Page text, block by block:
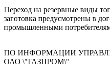
Переход на резервные виды
заготовка предусмотрены в
промышленными
ПО ИНФОРМАЦИИ
ОАО \"ГАЗПРОМ\"